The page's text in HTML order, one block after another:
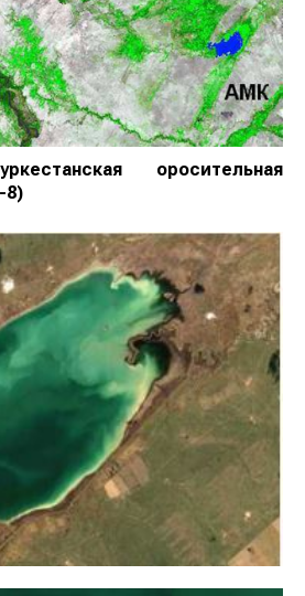
оросительная
8)